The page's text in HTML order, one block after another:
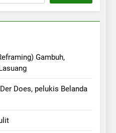
Gambuh,
Does, pelukis Belanda